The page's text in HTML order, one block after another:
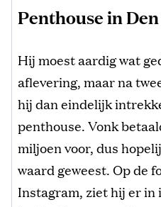
Penthouse in
Hij moest aardig wat
aflevering, maar na
hij dan eindelijk
penthouse. Vonk
miljoen voor, dus
waard geweest. Op de
Instagram, ziet hij er in